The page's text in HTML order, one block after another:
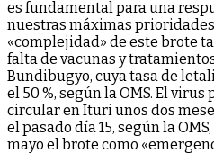
es fundamental para una
nuestras máximas
«complejidad» de este brote
falta de vacunas y
Bundibugyo, cuya tasa de
el 50 %, según la OMS. El
circular en Ituri unos dos
el pasado día 15, según la
mayo el brote como